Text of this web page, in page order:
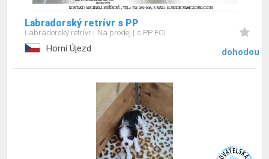
Labradorský retrívr s PP
Labradorský retrívr Na prodej s PP FCI
Horní Újezd dohodou